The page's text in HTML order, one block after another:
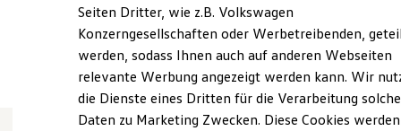
ID. Software Versionen und Updates
Digitale Extras
Schnittstellen zu Ihrem ID.
Hybridautos
Marke und Erlebnis
Volkswagen R und R Experience
R-Modelle
Ansprechpartner
Seiten Dritter, wie z.B. Volkswagen
Konzerngesellschaften oder Werbetreibenden,
werden, sodass Ihnen auch auf anderen Webseiten
relevante Werbung angezeigt werden kann. Wir
die Dienste eines Dritten für die Verarbeitung
Daten zu Marketing Zwecken. Diese Cookies